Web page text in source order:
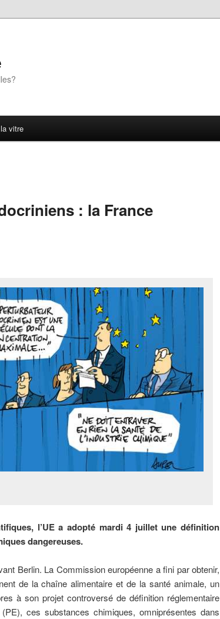
vitre
: la France
l’UE a adopté mardi 4 juillet une définition
dangereuses.
Berlin. La Commission européenne a fini par obtenir,
de la chaîne alimentaire et de la santé animale, un
à son projet controversé de définition réglementaire
ces substances chimiques, omniprésentes dans